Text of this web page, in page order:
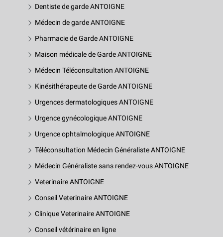
Dentiste de garde ANTOIGNE
Médecin de garde ANTOIGNE
Pharmacie de Garde ANTOIGNE
Maison médicale de Garde ANTOIGNE
Médecin Téléconsultation ANTOIGNE
Kinésithérapeute de Garde ANTOIGNE
Urgences dermatologiques ANTOIGNE
Urgence gynécologique ANTOIGNE
Urgence ophtalmologique ANTOIGNE
Téléconsultation Médecin Généraliste ANTOIGNE
Médecin Généraliste sans rendez-vous ANTOIGNE
Veterinaire ANTOIGNE
Conseil Veterinaire ANTOIGNE
Clinique Veterinaire ANTOIGNE
Conseil vétérinaire en ligne